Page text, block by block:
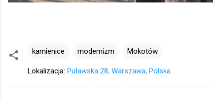
kamienice modernizm Mokotów
Lokalizacja: Puławska 28, Warszawa, Polska